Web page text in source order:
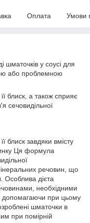
Оплата Умови
шматочків у соусі для
або проблемною
блиск, а також сприяє
сечовидільної
блиск завдяки вмісту
Ця формула
речовин, що
Особлива дієта
необхідними
допомагаючи при цьому
шматочки в
при помірній